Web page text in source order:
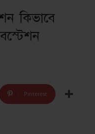
কিভাবে
Pinterest